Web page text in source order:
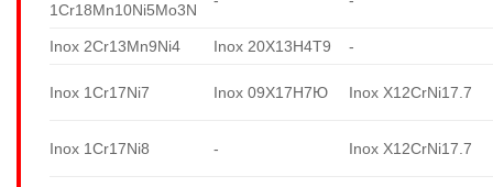
1Cr18Mn10Ni5Mo3N
Inox 2Cr13Mn9Ni4 Inox 20X13H4T9 -
Inox 1Cr17Ni7 Inox 09X17H7Ю Inox X12CrNi17.7
Inox 1Cr17Ni8 - Inox X12CrNi17.7